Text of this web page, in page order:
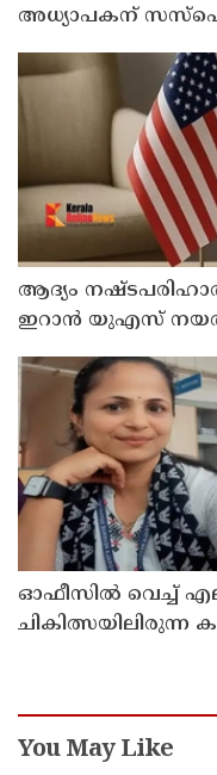
അധ്യാപകന്
ആദ്യം
ഇറാന്‍ യുഎസ്
ഓഫീസില്‍ വെച്ച്
ചികിത്സയിലിരുന്ന
You May Like